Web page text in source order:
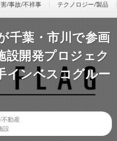
/事故/不祥事 テクノロジー/製品
千葉・市川で参画
設開発プロジェク
インベスコグルー
不動産
設